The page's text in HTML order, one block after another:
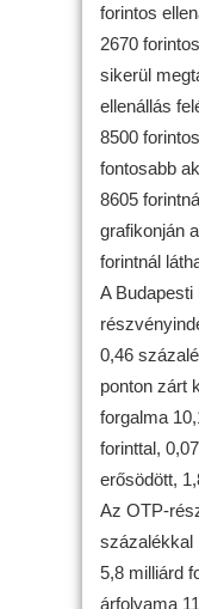
forintos
2670
sikerül
ellenállás
8500
fontosabb
8605
grafikonján
forintnál
A
0,46
ponton zárt
forgalma
forinttal,
erősödött,
Az OTP-
százalékkal
5,8 milliárd
árfolyama